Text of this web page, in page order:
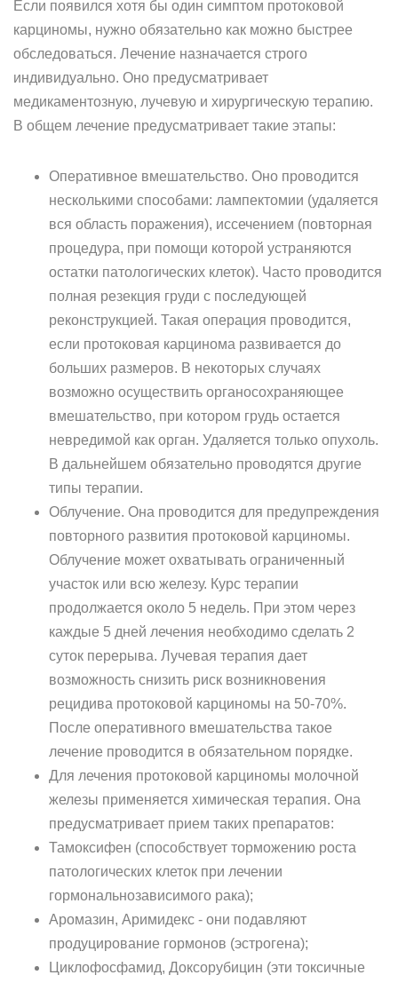
Если появился хотя бы один симптом протоковой
карциномы, нужно обязательно как можно быстрее
обследоваться. Лечение назначается строго
индивидуально. Оно предусматривает
медикаментозную, лучевую и хирургическую терапию.
В общем лечение предусматривает такие этапы:
Оперативное вмешательство. Оно проводится
несколькими способами: лампектомии (удаляется
вся область поражения), иссечением (повторная
процедура, при помощи которой устраняются
остатки патологических клеток). Часто проводится
полная резекция груди с последующей
реконструкцией. Такая операция проводится,
если протоковая карцинома развивается до
больших размеров. В некоторых случаях
возможно осуществить органосохраняющее
вмешательство, при котором грудь остается
невредимой как орган. Удаляется только опухоль.
В дальнейшем обязательно проводятся другие
типы терапии.
Облучение. Она проводится для предупреждения
повторного развития протоковой карциномы.
Облучение может охватывать ограниченный
участок или всю железу. Курс терапии
продолжается около 5 недель. При этом через
каждые 5 дней лечения необходимо сделать 2
суток перерыва. Лучевая терапия дает
возможность снизить риск возникновения
рецидива протоковой карциномы на 50-70%.
После оперативного вмешательства такое
лечение проводится в обязательном порядке.
Для лечения протоковой карциномы молочной
железы применяется химическая терапия. Она
предусматривает прием таких препаратов:
Тамоксифен (способствует торможению роста
патологических клеток при лечении
гормональнозависимого рака);
Аромазин, Аримидекс - они подавляют
продуцирование гормонов (эстрогена);
Циклофосфамид, Доксорубицин (эти токсичные